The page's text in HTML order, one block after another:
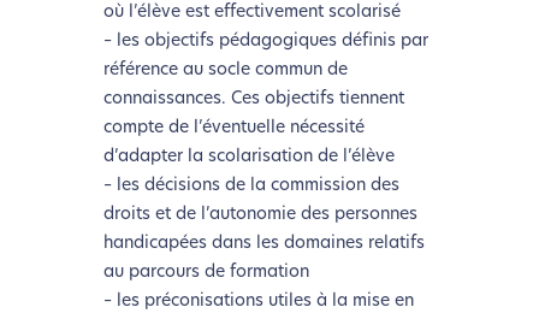
où l’élève est effectivement scolarisé
– les objectifs pédagogiques définis par
référence au socle commun de
connaissances. Ces objectifs tiennent
compte de l’éventuelle nécessité
d’adapter la scolarisation de l’élève
– les décisions de la commission des
droits et de l’autonomie des personnes
handicapées dans les domaines relatifs
au parcours de formation
– les préconisations utiles à la mise en